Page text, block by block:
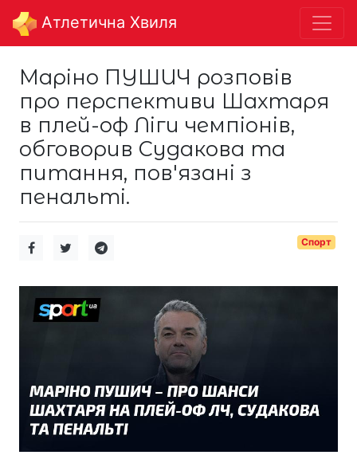
Aтлетична Хвиля
Маріно ПУШИЧ розповів
про перспективи Шахтаря
в плей-оф Ліги чемпіонів,
обговорив Судакова та
питання, пов'язані з
пенальті.
Спорт